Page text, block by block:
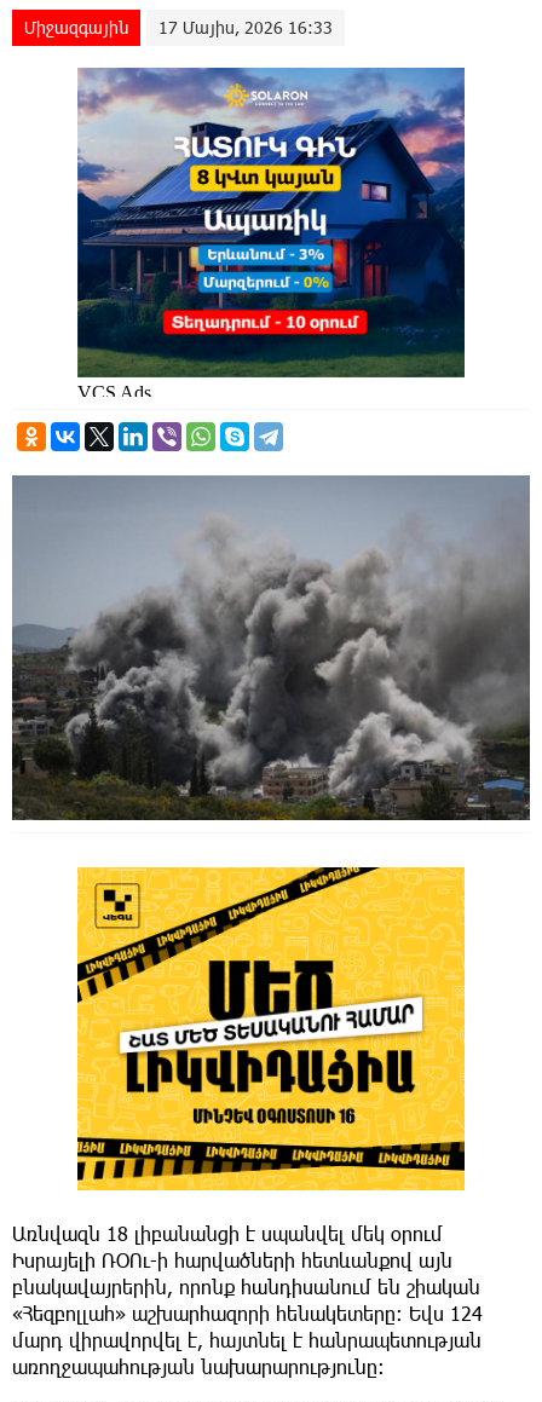
Միջազգային 17 Մայիս, 2026 16:33
Առնվազն 18 լիբանանցի է սպանվել մեկ օրում
Իսրայելի ՌՕՈւ-ի հարվածների հետևանքով այն
բնակավայրերին, որոնք հանդիսանում են շիական
«Հեզբոլլահ» աշխարհազորի հենակետերը։ Եվս 124
մարդ վիրավորվել է, հայտնել է հանրապետության
առողջապահության նախարարությունը։